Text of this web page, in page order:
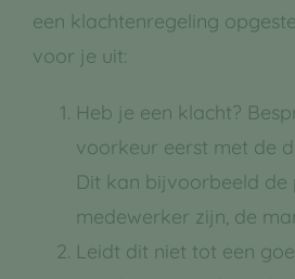
een klachtenregeling
voor je uit:
Heb je een klacht?
voorkeur eerst met de
Dit kan bijvoorbeeld de
medewerker zijn, de
Leidt dit niet tot een